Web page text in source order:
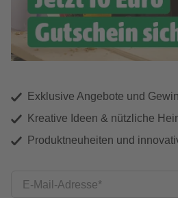
Exklusive Angebote und
Kreative Ideen & nützliche
Produktneuheiten und
E-Mail-Adresse